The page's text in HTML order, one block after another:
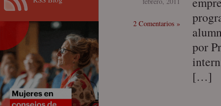
2 Comentarios »
por
[…]